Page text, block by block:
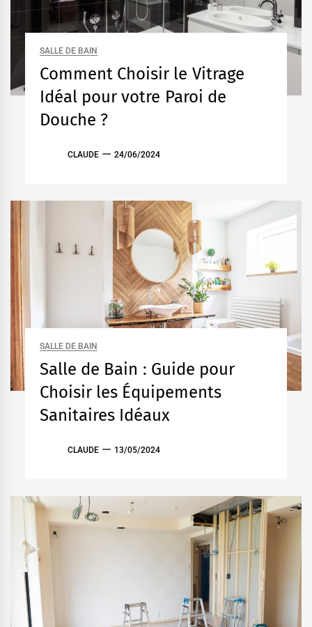
SALLE DE BAIN
Comment Choisir le Vitrage
Idéal pour votre Paroi de
Douche ?
CLAUDE 24/06/2024
SALLE DE BAIN
Salle de Bain : Guide pour
Choisir les Équipements
Sanitaires Idéaux
CLAUDE 13/05/2024